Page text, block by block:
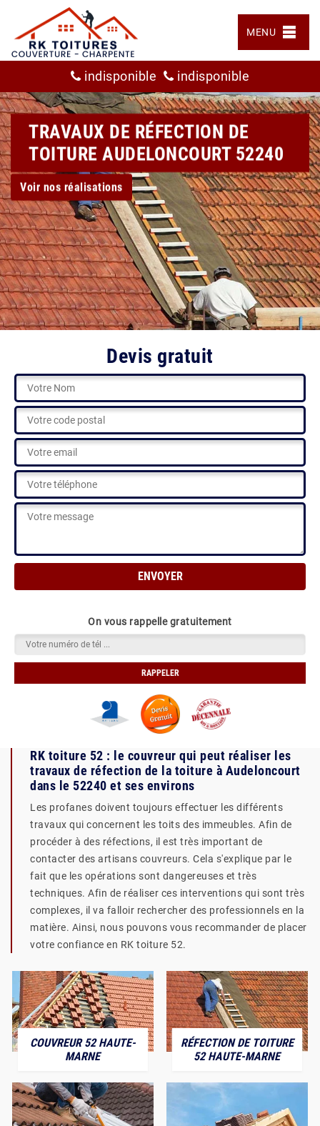
MENU
indisponible indisponible
TRAVAUX DE RÉFECTION DE
TOITURE AUDELONCOURT 52240
Voir nos réalisations
Devis gratuit
On vous rappelle gratuitement
RK toiture 52 : le couvreur qui peut réaliser les
travaux de réfection de la toiture à Audeloncourt
dans le 52240 et ses environs
Les profanes doivent toujours effectuer les différents
travaux qui concernent les toits des immeubles. Afin de
procéder à des réfections, il est très important de
contacter des artisans couvreurs. Cela s'explique par le
fait que les opérations sont dangereuses et très
techniques. Afin de réaliser ces interventions qui sont très
complexes, il va falloir rechercher des professionnels en la
matière. Ainsi, nous pouvons vous recommander de placer
votre confiance en RK toiture 52.
COUVREUR 52 HAUTE-
MARNE
RÉFECTION DE TOITURE
52 HAUTE-MARNE